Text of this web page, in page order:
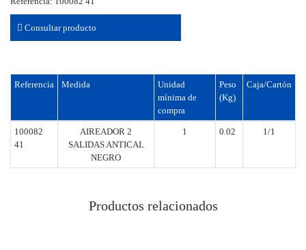
Consultar producto
Referencia Medida
Unidad
mínima de
compra
Peso
(Kg)
Caja/Cartón
100082
41
AIREADOR 2
SALIDAS ANTICAL
NEGRO
1 0.02 1/1
Productos relacionados